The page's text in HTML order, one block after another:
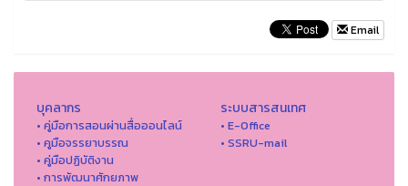
Email
บุคลากร
• คู่มือการสอนผ่านสื่อออนไลน์
• คูมือจรรยาบรรณ
• คู่มือปฏิบัติงาน
• การพัฒนาศักยภาพ
ระบบสารสนเทศ
• E-Office
• SSRU-mail